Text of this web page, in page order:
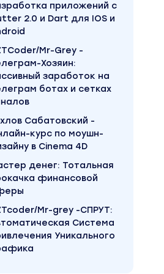
приложений с
2.0 и Dart для IOS и
Mr-Grey -
Хозяин:
заработок на
ботах и сетках
Сабатовский -
курс по моушн-
в Cinema 4D
дeнeг: Тотальная
финансовой
Mr-grey -СПРУТ:
Система
Уникального